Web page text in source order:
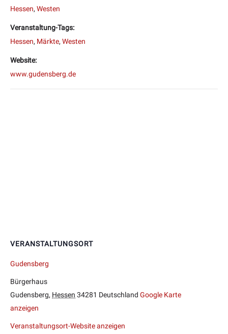
Hessen, Westen
Veranstaltung-Tags:
Hessen, Märkte, Westen
Website:
www.gudensberg.de
VERANSTALTUNGSORT
Gudensberg
Bürgerhaus
Gudensberg, Hessen 34281 Deutschland Google Karte
anzeigen
Veranstaltungsort-Website anzeigen